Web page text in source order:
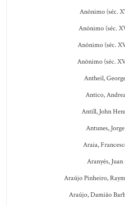
Anônimo (séc.
Anônimo (séc.
Anônimo (séc.
Anônimo (séc.
Antheil,
Antico,
Antill, John
Antunes, Jorge
Araia,
Aranyés, Juan
Araújo Pinheiro,
Araújo, Damião